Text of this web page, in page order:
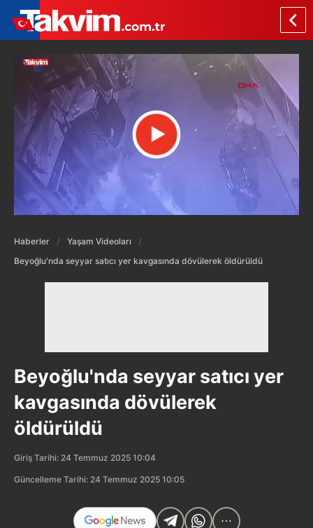
Haberler
Yaşam Videoları
Beyoğlu'nda seyyar satıcı yer kavgasında dövülerek öldürüldü
Beyoğlu'nda seyyar satıcı yer
kavgasında dövülerek
öldürüldü
Giriş Tarihi: 24 Temmuz 2025 10:04
Güncelleme Tarihi: 24 Temmuz 2025 10:05